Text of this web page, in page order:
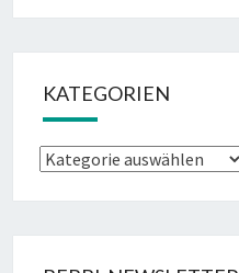
KATEGORIEN
Kategorien